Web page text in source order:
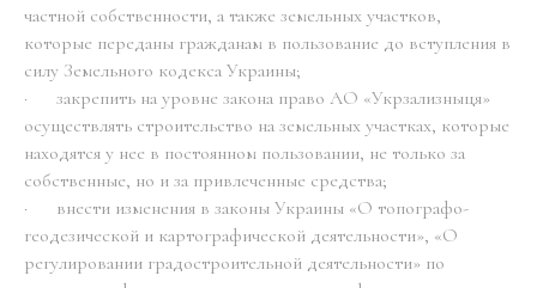
частной собственности, а также земельных участков,
которые переданы гражданам в пользование до вступления в
силу Земельного кодекса Украины;
· закрепить на уровне закона право АО «Укрзализныця»
осуществлять строительство на земельных участках, которые
находятся у нее в постоянном пользовании, не только за
собственные, но и за привлеченные средства;
· внести изменения в законы Украины «О топографо-
геодезической и картографической деятельности», «О
регулировании градостроительной деятельности» по